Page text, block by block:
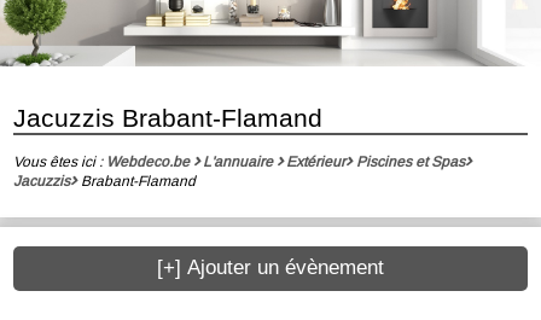
Jacuzzis Brabant-Flamand
Vous êtes ici : Webdeco.be L'annuaire Extérieur
Piscines et Spas
Jacuzzis
Brabant-Flamand
[+] Ajouter un évènement